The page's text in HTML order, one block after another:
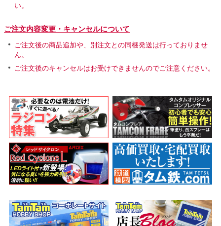
い。
ご注文内容変更・キャンセルについて
ご注文後の商品追加や、別注文との同梱発送は行っておりませ
ん。
ご注文後のキャンセルはお受けできませんのでご注意ください。